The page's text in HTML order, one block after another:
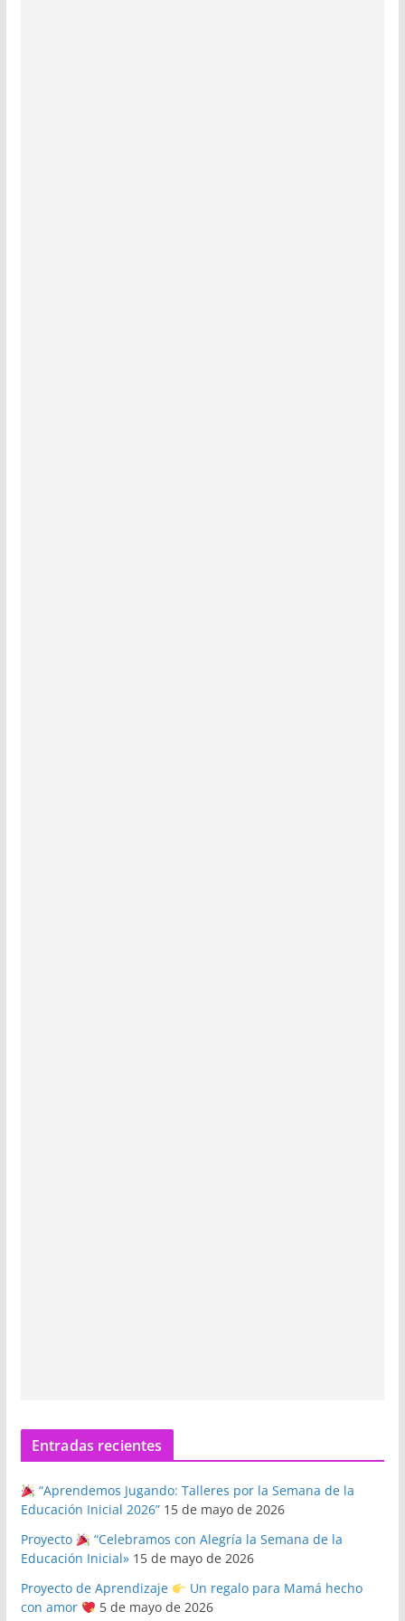
Entradas recientes
“Aprendemos Jugando: Talleres por la Semana de la
Educación Inicial 2026” 15 de mayo de 2026
Proyecto
“Celebramos con Alegría la Semana de la
Educación Inicial» 15 de mayo de 2026
Proyecto de Aprendizaje
Un regalo para Mamá hecho
con amor
5 de mayo de 2026